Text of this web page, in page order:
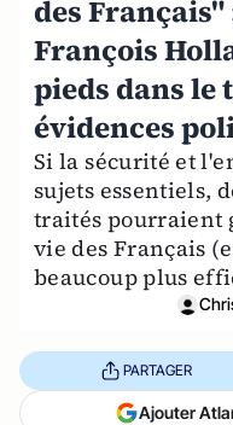
des
François
pieds dans le
évidences
Si la sécurité et
sujets essentiels,
traités pourraient
vie des Français
beaucoup plus
PARTAGER
Ajouter